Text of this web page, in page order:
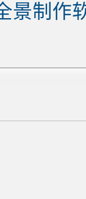
景制作